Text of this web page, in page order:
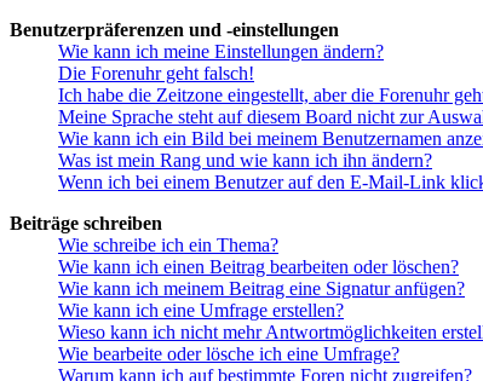
Benutzerpräferenzen und -einstellungen
Wie kann ich meine Einstellungen ändern?
Die Forenuhr geht falsch!
Ich habe die Zeitzone eingestellt, aber die Forenuhr
Meine Sprache steht auf diesem Board nicht zur
Wie kann ich ein Bild bei meinem Benutzernamen
Was ist mein Rang und wie kann ich ihn ändern?
Wenn ich bei einem Benutzer auf den E-Mail-Link
Beiträge schreiben
Wie schreibe ich ein Thema?
Wie kann ich einen Beitrag bearbeiten oder löschen?
Wie kann ich meinem Beitrag eine Signatur anfügen?
Wie kann ich eine Umfrage erstellen?
Wieso kann ich nicht mehr Antwortmöglichkeiten
Wie bearbeite oder lösche ich eine Umfrage?
Warum kann ich auf bestimmte Foren nicht zugreifen?